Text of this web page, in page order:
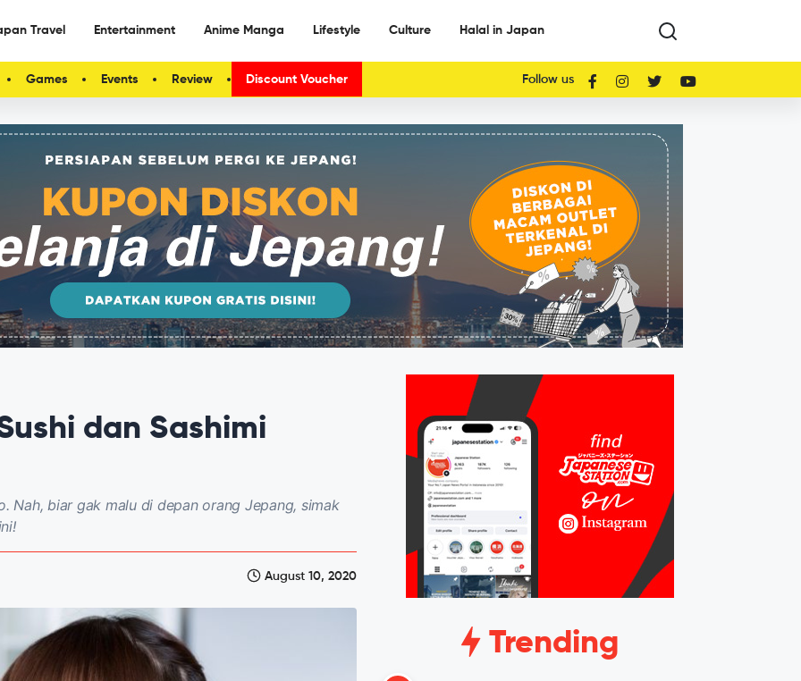
Travel Entertainment Anime Manga Lifestyle Culture Halal in Japan
Games Events Review Discount Voucher Follow us
dan Sashimi
Nah, biar gak malu di depan orang Jepang, simak
August 10, 2020
Trending